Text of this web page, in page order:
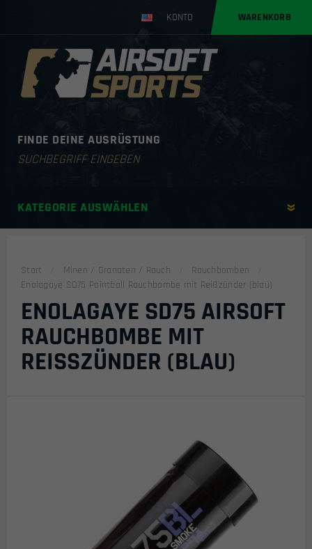
KONTO WARENKORB
FINDE DEINE AUSRÜSTUNG
Products
KATEGORIE AUSWÄHLEN
Start Minen / Granaten / Rauch
Rauchbomben
Enolagaye SD75 Paintball Rauchbombe mit Reißzünder (blau)
ENOLAGAYE SD75 AIRSOFT
RAUCHBOMBE MIT
REISSZÜNDER (BLAU)